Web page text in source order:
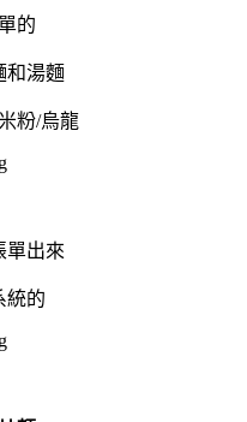
的
和湯麵
粉/烏龍
單出來
統的